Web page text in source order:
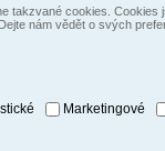
takzvané cookies.
nám vědět o svých
Marketingové